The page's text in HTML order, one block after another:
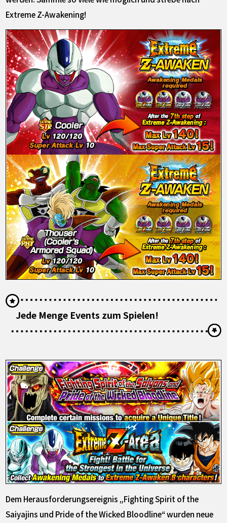
Extreme Z-Awakening!
Jede Menge Events zum Spielen!
Dem Herausforderungsereignis „Fighting Spirit of the
Saiyajins und Pride of the Wicked Bloodline“ wurden neue